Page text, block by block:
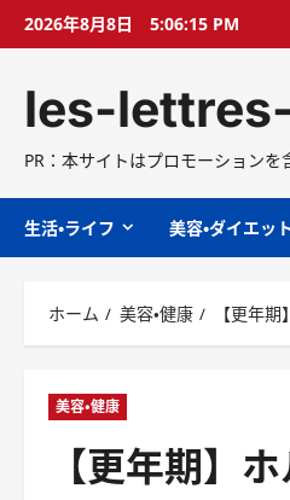
プ
2026年8月8日 5:06:16 PM
les-
PR：本サイトはプロモーションを
生活・ライフ 美容・ダイエッ
ホーム 美容・健康 【更年
美容・健康
【更年期】